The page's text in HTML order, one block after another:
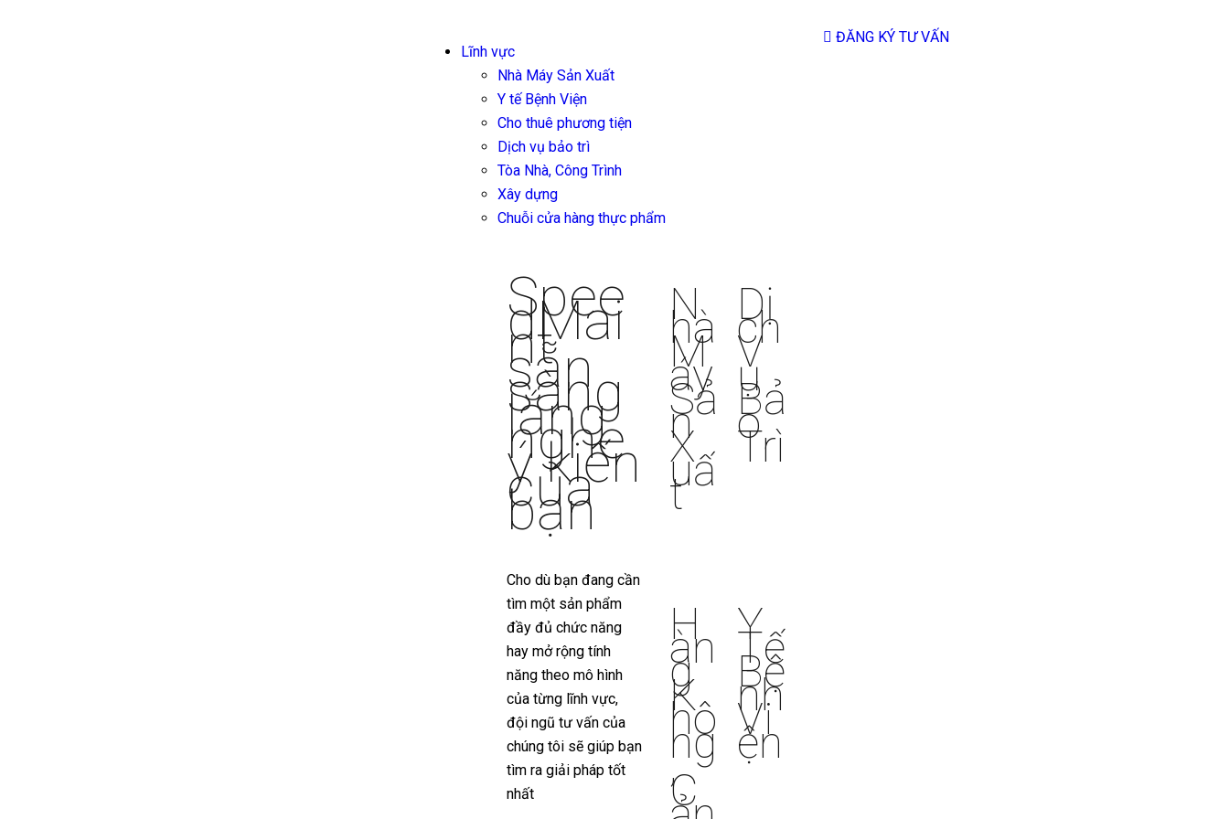
Lĩnh vực
Nhà Máy Sản Xuất
Y tế Bệnh Viện
Cho thuê phương tiện
Dịch vụ bảo trì
Tòa Nhà, Công Trình
Xây dựng
Chuỗi cửa hàng thực phẩm
Spee
dMai
nt
sẵn
sàng
lắng
nghe
ý kiến
của
bạn
Cho dù bạn đang cần
tìm một sản phẩm
đầy đủ chức năng
hay mở rộng tính
năng theo mô hình
của từng lĩnh vực,
đội ngũ tư vấn của
chúng tôi sẽ giúp bạn
tìm ra giải pháp tốt
nhất
N
hà
M
áy
Sả
n
X
uấ
t
Dị
ch
V
ụ
Bả
o
Trì
H
àn
g
K
hô
ng
,
C
Y
Tế
Bệ
nh
Vi
ện
ĐĂNG KÝ TƯ VẤN